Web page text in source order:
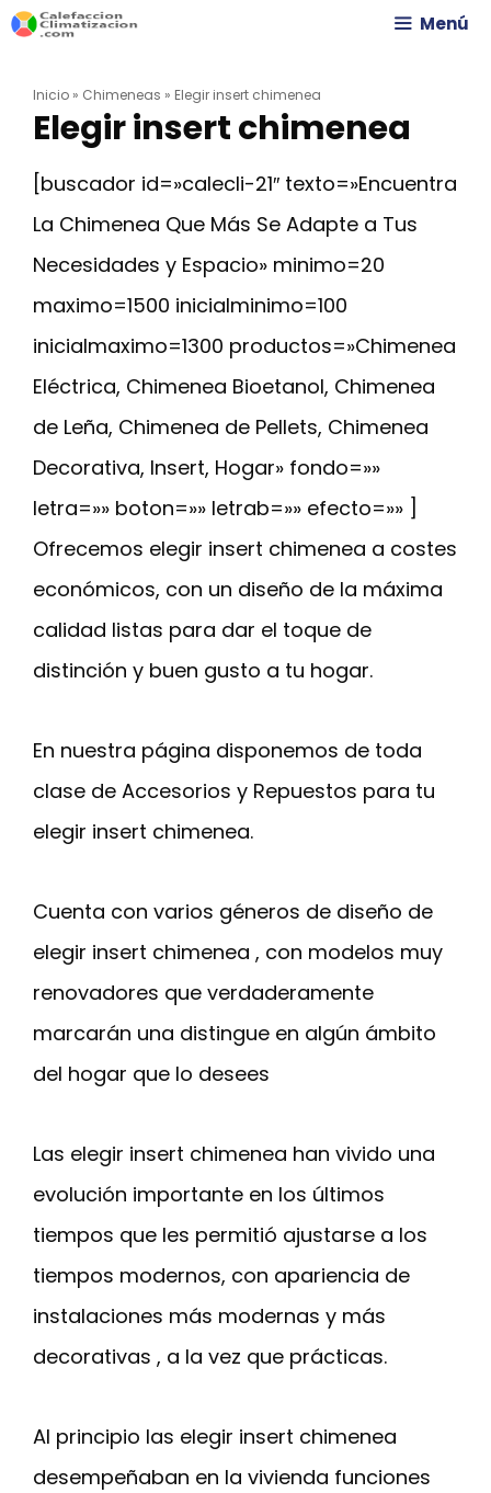
Saltar
contenido
Menú
Inicio » Chimeneas » Elegir insert chimenea
Elegir insert chimenea
[buscador id=»calecli-21″ texto=»Encuentra
La Chimenea Que Más Se Adapte a Tus
Necesidades y Espacio» minimo=20
maximo=1500 inicialminimo=100
inicialmaximo=1300 productos=»Chimenea
Eléctrica, Chimenea Bioetanol, Chimenea
de Leña, Chimenea de Pellets, Chimenea
Decorativa, Insert, Hogar» fondo=»»
letra=»» boton=»» letrab=»» efecto=»» ]
Ofrecemos elegir insert chimenea a costes
económicos, con un diseño de la máxima
calidad listas para dar el toque de
distinción y buen gusto a tu hogar.
En nuestra página disponemos de toda
clase de Accesorios y Repuestos para tu
elegir insert chimenea.
Cuenta con varios géneros de diseño de
elegir insert chimenea , con modelos muy
renovadores que verdaderamente
marcarán una distingue en algún ámbito
del hogar que lo desees
Las elegir insert chimenea han vivido una
evolución importante en los últimos
tiempos que les permitió ajustarse a los
tiempos modernos, con apariencia de
instalaciones más modernas y más
decorativas , a la vez que prácticas.
Al principio las elegir insert chimenea
desempeñaban en la vivienda funciones